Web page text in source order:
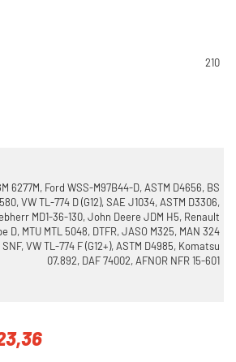
210
6277M, Ford WSS-M97B44-D, ASTM D4656, BS
VW TL-774 D (G12), SAE J1034, ASTM D3306,
MD1-36-130, John Deere JDM H5, Renault
D, MTU MTL 5048, DTFR, JASO M325, MAN 324
SNF, VW TL-774 F (G12+), ASTM D4985, Komatsu
07.892, DAF 74002, AFNOR NFR 15-601